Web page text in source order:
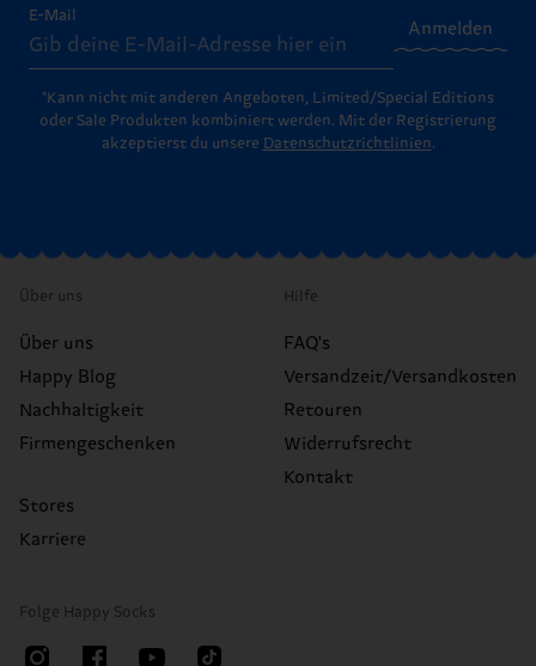
E-Mail
Anmelden
*Kann nicht mit anderen Angeboten, Limited/Special Editions
oder Sale Produkten kombiniert werden. Mit der Registrierung
akzeptierst du unsere Datenschutzrichtlinien.
Über uns
Über uns
Happy Blog
Nachhaltigkeit
Firmengeschenken
Stores
Karriere
Hilfe
FAQ's
Versandzeit/Versandkosten
Retouren
Widerrufsrecht
Kontakt
Folge Happy Socks